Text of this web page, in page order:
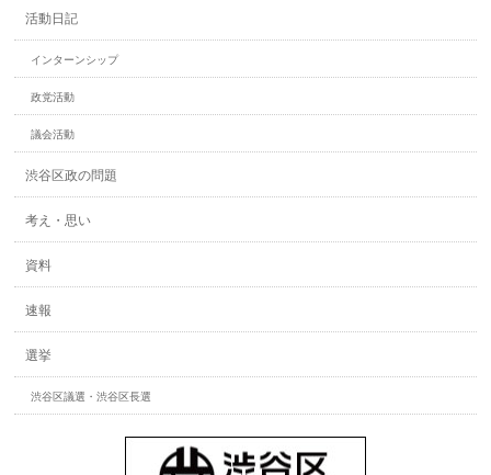
活動日記
インターンシップ
政党活動
議会活動
渋谷区政の問題
考え・思い
資料
速報
選挙
渋谷区議選・渋谷区長選